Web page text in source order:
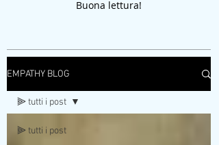
Buona lettura!
EMPATHY BLOG
⫸ tutti i post
⫸ tutti i post